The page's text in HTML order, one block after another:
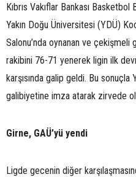
Kıbrıs Vakıflar Bankası
Yakın Doğu Üniversitesi (YDÜ)
Salonu’nda oynanan ve çekişmeli
rakibini 76-71 yenerek ligin ilk
karşısında galip geldi. Bu sonuçla
galibiyetine imza atarak zirvede
Girne, GAÜ’yü yendi
Ligde gecenin diğer